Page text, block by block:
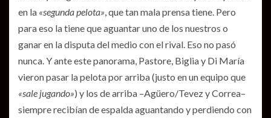
en la «segunda pelota», que tan mala prensa tiene. Pero
para eso la tiene que aguantar uno de los nuestros o
ganar en la disputa del medio con el rival. Eso no pasó
nunca. Y ante este panorama, Pastore, Biglia y Di María
vieron pasar la pelota por arriba (justo en un equipo que
«sale jugando») y los de arriba –Agüero/Tevez y Correa–
siempre recibían de espalda aguantando y perdiendo con